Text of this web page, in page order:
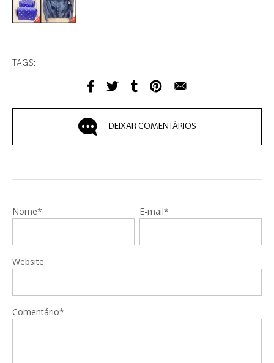
TAGS:
DEIXAR COMENTÁRIOS
Nome* E-mail*
Website
Comentário*